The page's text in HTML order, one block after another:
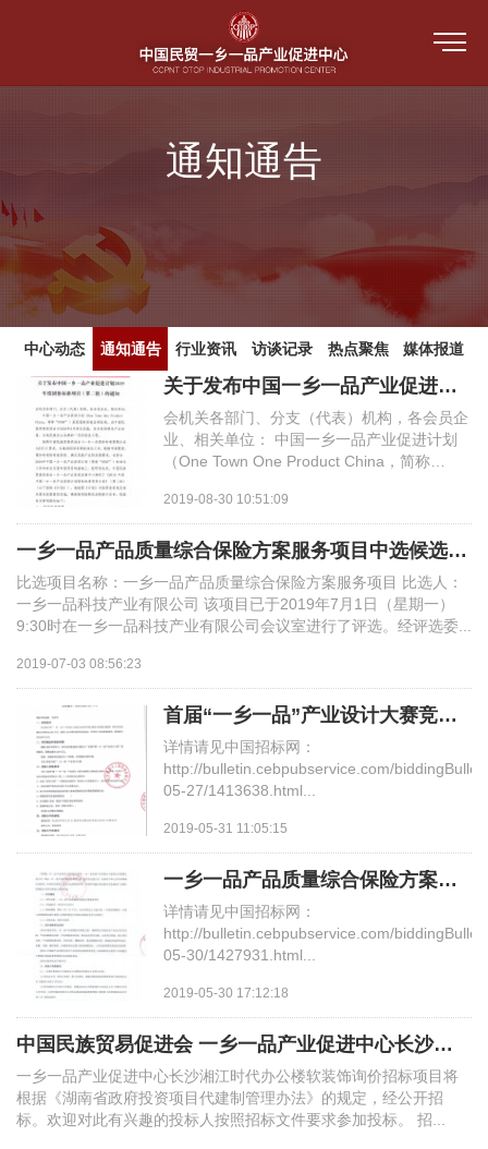
中心架构 （人员公示）
中心大事记
人才招聘
联系我们
合作平台
一乡一品
教育培训
防伪溯源
标准制定
6+3服务商征集
新闻中心
中心动态
通知通告
行业资讯
访谈记录
媒体报道
培训视频
公共服务平台
活动和赛事
一乡一品国际博览会
一乡一品乡村振兴AI绘画大赛
智慧平台
长沙市特色产业地图
新闻宣发
税筹业务
信息化平台
通知通告
中心动态 通知通告 行业资讯 访谈记录 热点聚焦 媒体报道
关于发布中国一乡一品产业促进计划2019年度团体标准项目（第二批）的通知
会机关各部门、分支（代表）机构，各会员企
业、相关单位： 中国一乡一品产业促进计划
（One Town One Product China，简称
贸易促进会于2016年3月牵头实施...
2019-08-30 10:51:09
一乡一品产品质量综合保险方案服务项目中选候选人公示
比选项目名称：一乡一品产品质量综合保险方案服务项目 比选人：
一乡一品科技产业有限公司 该项目已于2019年7月1日（星期一）
9:30时在一乡一品科技产业有限公司会议室进行了评选。经评选委...
2019-07-03 08:56:23
首届“一乡一品”产业设计大赛竞争性磋商报告
详情请见中国招标网：
http://bulletin.cebpubservice.com/
05-27/1413638.html...
2019-05-31 11:05:15
一乡一品产品质量综合保险方案服务项目比选公告
详情请见中国招标网：
http://bulletin.cebpubservice.com/
05-30/1427931.html...
2019-05-30 17:12:18
中国民族贸易促进会 一乡一品产业促进中心长沙湘江时代办公楼软装饰询价招
一乡一品产业促进中心长沙湘江时代办公楼软装饰询价招标项目将
根据《湖南省政府投资项目代建制管理办法》的规定，经公开招
标。欢迎对此有兴趣的投标人按照招标文件要求参加投标。 招...